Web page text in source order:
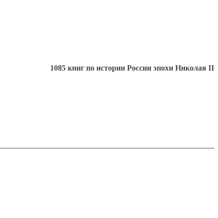
1085 книг по истории России эпохи Николая II